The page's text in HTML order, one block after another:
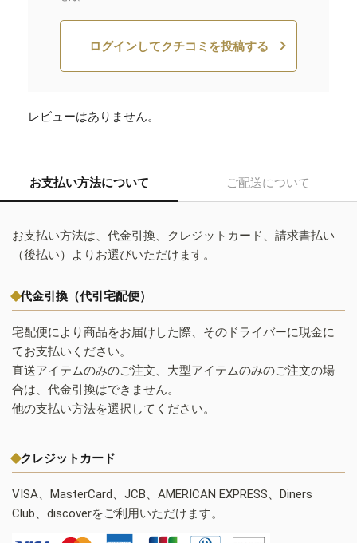
ログインしてクチコミを投稿する
レビューはありません。
お支払い方法について ご配送について
お支払い方法は、代金引換、クレジットカード、請求書払い
（後払い）よりお選びいただけます。
代金引換（代引宅配便）
宅配便により商品をお届けした際、そのドライバーに現金に
てお支払いください。
直送アイテムのみのご注文、大型アイテムのみのご注文の場
合は、代金引換はできません。
他の支払い方法を選択してください。
クレジットカード
VISA、MasterCard、JCB、AMERICAN EXPRESS、Diners
Club、discoverをご利用いただけます。